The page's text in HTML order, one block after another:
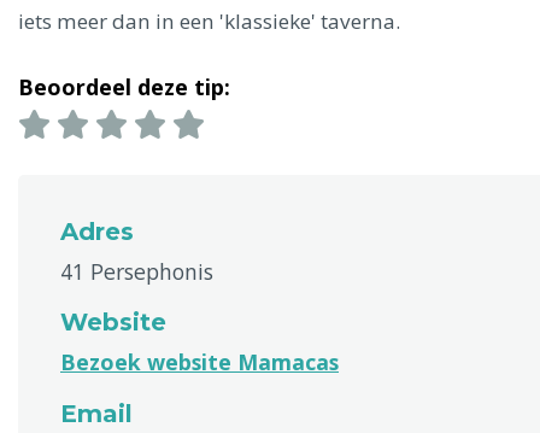
iets meer dan in een 'klassieke' taverna.
Beoordeel deze tip:
Adres
41 Persephonis
Website
Bezoek website Mamacas
Email